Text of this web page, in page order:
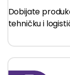
Dobijate
tehničku i